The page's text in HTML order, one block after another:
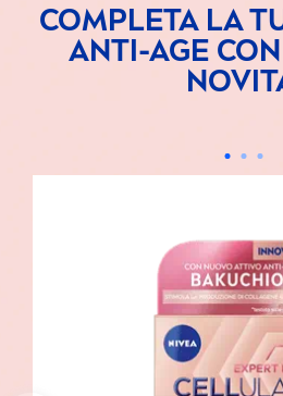
COMPLETA LA
ANTI-AGE